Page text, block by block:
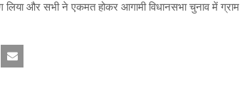
और सभी ने एकमत होकर आगामी विधानसभा चुनाव में ग्राम